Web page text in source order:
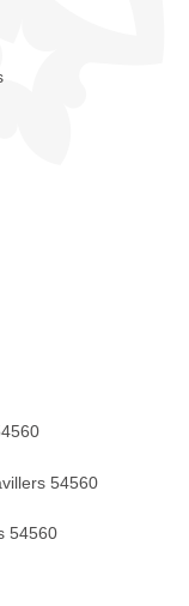
54560
54560